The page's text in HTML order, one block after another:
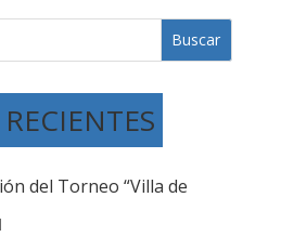
Buscar
del Torneo “Villa de